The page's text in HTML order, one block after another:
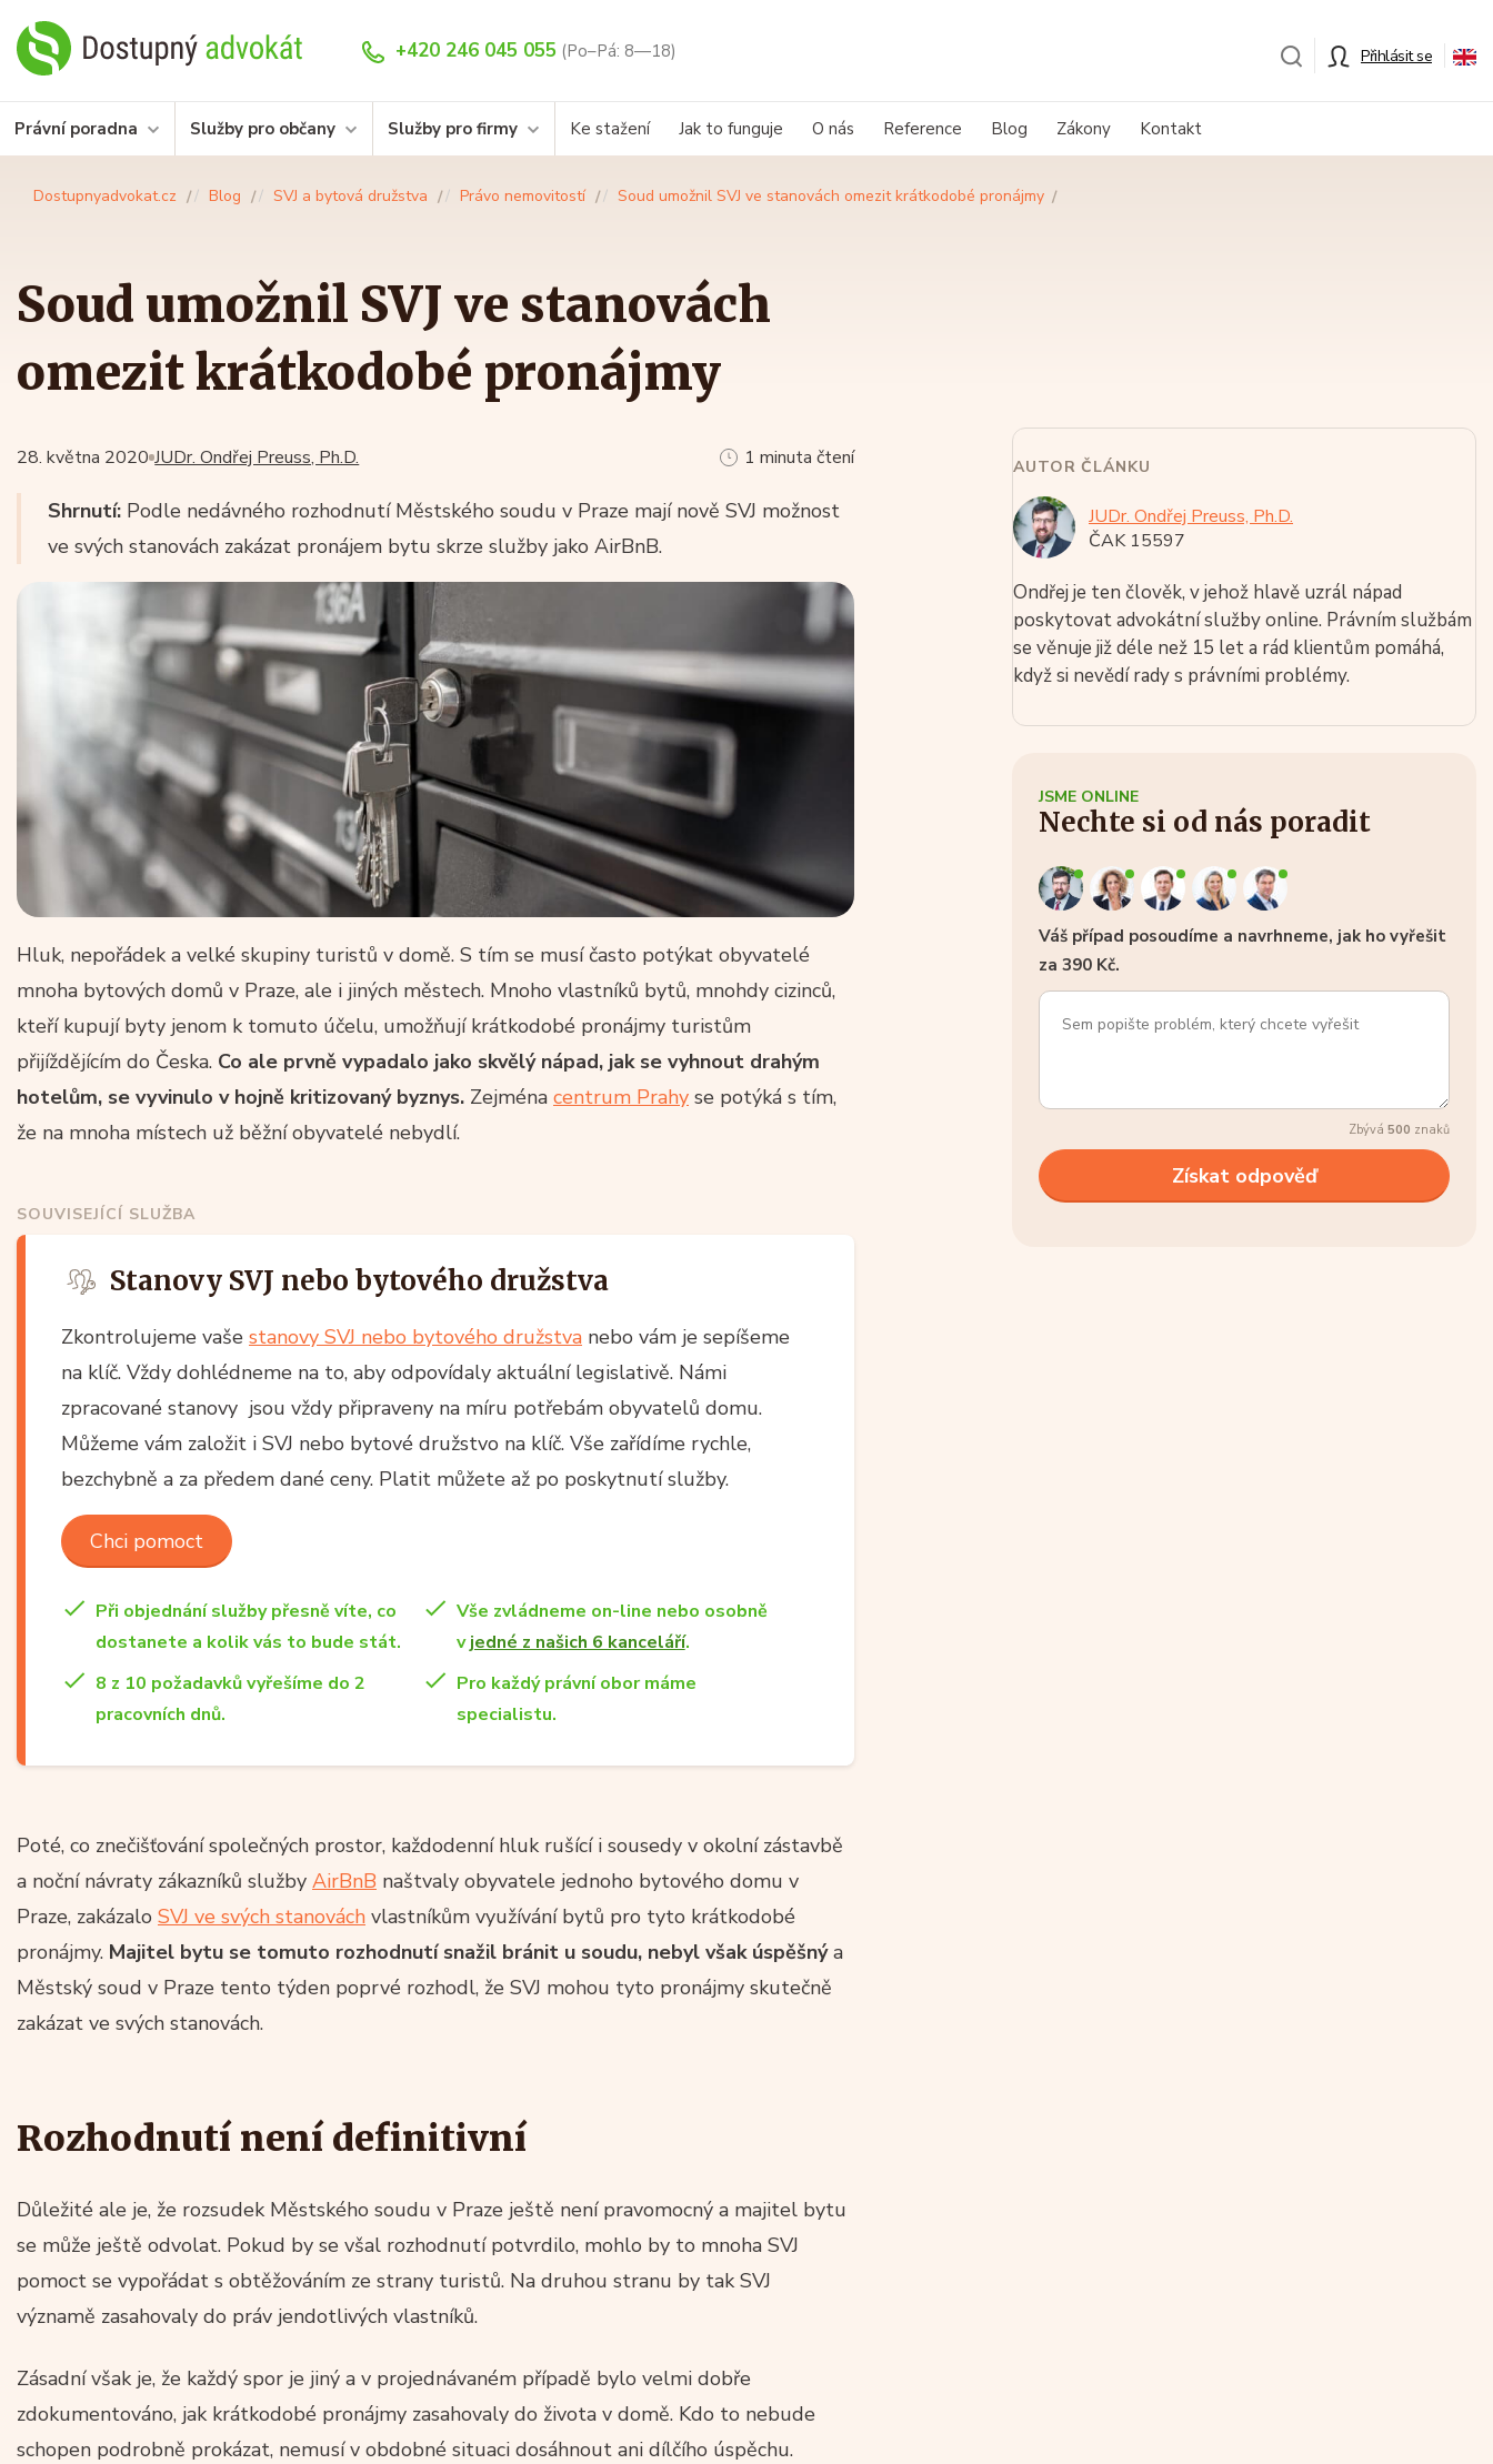
+420 246 045 055 (Po–Pá: 8—18) Přihlásit se
Právní poradna Služby pro občany Služby pro firmy Ke stažení Jak to funguje O nás Reference Blog Zákony Kontakt
Dostupnyadvokat.cz Blog SVJ a bytová družstva Právo nemovitostí Soud umožnil SVJ ve stanovách omezit krátkodobé pronájmy
Soud umožnil SVJ ve stanovách
omezit krátkodobé pronájmy
JUDr. Ondřej Preuss, Ph.D.
28. května 2020 1 minuta čtení
Shrnutí: Podle nedávného rozhodnutí Městského soudu v Praze mají nově SVJ možnost
ve svých stanovách zakázat pronájem bytu skrze služby jako AirBnB.
Hluk, nepořádek a velké skupiny turistů v domě. S tím se musí často potýkat obyvatelé
mnoha bytových domů v Praze, ale i jiných městech. Mnoho vlastníků bytů, mnohdy cizinců,
kteří kupují byty jenom k tomuto účelu, umožňují krátkodobé pronájmy turistům
přijíždějícím do Česka. Co ale prvně vypadalo jako skvělý nápad, jak se vyhnout drahým
hotelům, se vyvinulo v hojně kritizovaný byznys. Zejména centrum Prahy se potýká s tím,
že na mnoha místech už běžní obyvatelé nebydlí.
SOUVISEJÍCÍ SLUŽBA
Stanovy SVJ nebo bytového družstva
Zkontrolujeme vaše stanovy SVJ nebo bytového družstva nebo vám je sepíšeme
na klíč. Vždy dohlédneme na to, aby odpovídaly aktuální legislativě. Námi
zpracované stanovy jsou vždy připraveny na míru potřebám obyvatelů domu.
Můžeme vám založit i SVJ nebo bytové družstvo na klíč. Vše zařídíme rychle,
bezchybně a za předem dané ceny. Platit můžete až po poskytnutí služby.
Chci pomoct
Při objednání služby přesně víte, co
dostanete a kolik vás to bude stát.
Vše zvládneme on-line nebo osobně
vjedné z našich 6 kanceláří.
8 z 10 požadavků vyřešíme do 2
pracovních dnů.
Pro každý právní obor máme
specialistu.
Poté, co znečišťování společných prostor, každodenní hluk rušící i sousedy v okolní zástavbě
a noční návraty zákazníků služby AirBnB naštvaly obyvatele jednoho bytového domu v
Praze, zakázalo SVJ ve svých stanovách vlastníkům využívání bytů pro tyto krátkodobé
pronájmy. Majitel bytu se tomuto rozhodnutí snažil bránit u soudu, nebyl však úspěšnýa
Městský soud v Praze tento týden poprvé rozhodl, že SVJ mohou tyto pronájmy skutečně
zakázat ve svých stanovách.
Rozhodnutí není definitivní
Důležité ale je, že rozsudek Městského soudu v Praze ještě není pravomocný a majitel bytu
se může ještě odvolat. Pokud by se všal rozhodnutí potvrdilo, mohlo by to mnoha SVJ
pomoct se vypořádat s obtěžováním ze strany turistů. Na druhou stranu by tak SVJ
významě zasahovaly do práv jendotlivých vlastníků.
Zásadní však je, že každý spor je jiný a v projednávaném případě bylo velmi dobře
zdokumentováno, jak krátkodobé pronájmy zasahovaly do života v domě. Kdo to nebude
schopen podrobně prokázat, nemusí v obdobné situaci dosáhnout ani dílčího úspěchu.
AUTOR ČLÁNKU
JUDr. Ondřej Preuss, Ph.D.
ČAK 15597
Ondřej je ten člověk, v jehož hlavě uzrál nápad
poskytovat advokátní služby online. Právním službám
se věnuje již déle než 15 let a rád klientům pomáhá,
když si nevědí rady s právními problémy.
JSME ONLINE
Nechte si od nás poradit
Váš případ posoudíme a navrhneme, jak ho vyřešit
za 390 Kč.
Zbývá 500 znaků